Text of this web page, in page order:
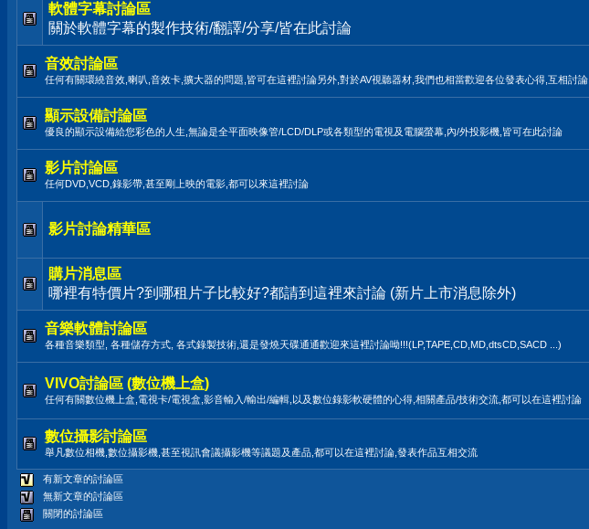
軟體字幕討論區
關於軟體字幕的製作技術/翻譯/分享/皆在此討論
音效討論區
任何有關環繞音效,喇叭,音效卡,擴大器的問題,皆可在這裡討論另外,對於AV視聽器材,我們也相當歡迎各位發表心得,互相討論.
顯示設備討論區
優良的顯示設備給您彩色的人生,無論是全平面映像管/LCD/DLP或各類型的電視及電腦螢幕,內/外投影機,皆可在此討論
影片討論區
任何DVD,VCD,錄影帶,甚至剛上映的電影,都可以來這裡討論
影片討論精華區
購片消息區
哪裡有特價片?到哪租片子比較好?都請到這裡來討論 (新片上市消息除外)
音樂軟體討論區
各種音樂類型, 各種儲存方式, 各式錄製技術,還是發燒天碟通通歡迎來這裡討論呦!!!(LP,TAPE,CD,MD,dtsCD,SACD ...)
VIVO討論區 (數位機上盒)
任何有關數位機上盒,電視卡/電視盒,影音輸入/輸出/編輯,以及數位錄影軟硬體的心得,相關產品/技術交流,都可以在這裡討論
數位攝影討論區
舉凡數位相機,數位攝影機,甚至視訊會議攝影機等議題及產品,都可以在這裡討論,發表作品互相交流
有新文章的討論區
無新文章的討論區
關閉的討論區